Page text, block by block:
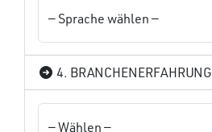
4. BRANCHENERFAHRUNG